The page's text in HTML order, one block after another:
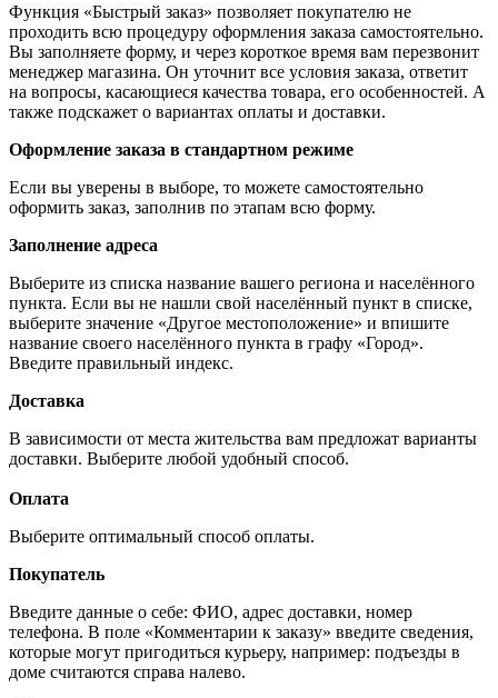
Функция «Быстрый заказ» позволяет покупателю не
проходить всю процедуру оформления заказа самостоятельно.
Вы заполняете форму, и через короткое время вам перезвонит
менеджер магазина. Он уточнит все условия заказа, ответит
на вопросы, касающиеся качества товара, его особенностей. А
также подскажет о вариантах оплаты и доставки.
Оформление заказа в стандартном режиме
Если вы уверены в выборе, то можете самостоятельно
оформить заказ, заполнив по этапам всю форму.
Заполнение адреса
Выберите из списка название вашего региона и населённого
пункта. Если вы не нашли свой населённый пункт в списке,
выберите значение «Другое местоположение» и впишите
название своего населённого пункта в графу «Город».
Введите правильный индекс.
Доставка
В зависимости от места жительства вам предложат варианты
доставки. Выберите любой удобный способ.
Оплата
Выберите оптимальный способ оплаты.
Покупатель
Введите данные о себе: ФИО, адрес доставки, номер
телефона. В поле «Комментарии к заказу» введите сведения,
которые могут пригодиться курьеру, например: подъезды в
доме считаются справа налево.